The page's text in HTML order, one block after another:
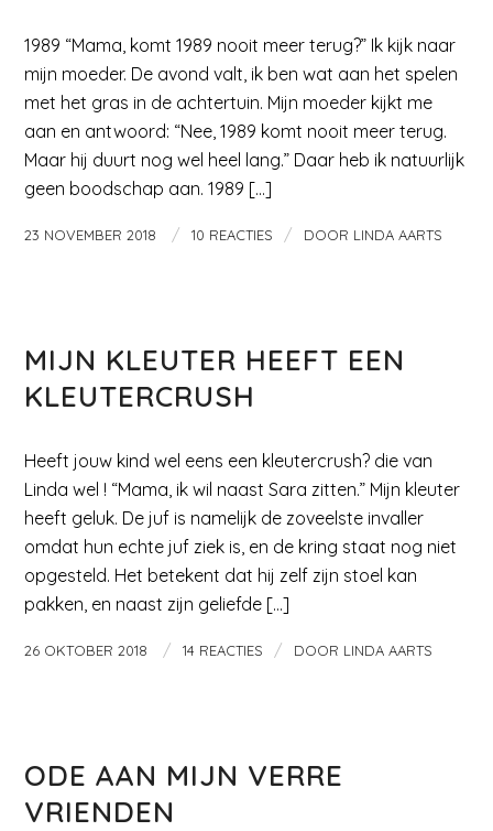
1989 “Mama, komt 1989 nooit meer terug?” Ik kijk naar
mijn moeder. De avond valt, ik ben wat aan het spelen
met het gras in de achtertuin. Mijn moeder kijkt me
aan en antwoord: “Nee, 1989 komt nooit meer terug.
Maar hij duurt nog wel heel lang.” Daar heb ik natuurlijk
geen boodschap aan. 1989 […]
23 NOVEMBER 2018 / 10 REACTIES / DOOR LINDA AARTS
MIJN KLEUTER HEEFT EEN
KLEUTERCRUSH
Heeft jouw kind wel eens een kleutercrush? die van
Linda wel ! “Mama, ik wil naast Sara zitten.” Mijn kleuter
heeft geluk. De juf is namelijk de zoveelste invaller
omdat hun echte juf ziek is, en de kring staat nog niet
opgesteld. Het betekent dat hij zelf zijn stoel kan
pakken, en naast zijn geliefde […]
26 OKTOBER 2018 / 14 REACTIES / DOOR LINDA AARTS
ODE AAN MIJN VERRE
VRIENDEN